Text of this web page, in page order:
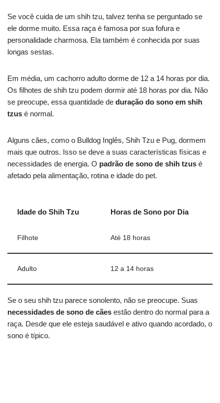
Se você cuida de um shih tzu, talvez tenha se perguntado se
ele dorme muito. Essa raça é famosa por sua fofura e
personalidade charmosa. Ela também é conhecida por suas
longas sestas.
Em média, um cachorro adulto dorme de 12 a 14 horas por dia.
Os filhotes de shih tzu podem dormir até 18 horas por dia. Não
se preocupe, essa quantidade de duração do sono em shih
tzus é normal.
Alguns cães, como o Bulldog Inglês, Shih Tzu e Pug, dormem
mais que outros. Isso se deve a suas características físicas e
necessidades de energia. O padrão de sono de shih tzus é
afetado pela alimentação, rotina e idade do pet.
Idade do Shih Tzu Horas de Sono por Dia
Filhote Até 18 horas
Adulto 12 a 14 horas
Se o seu shih tzu parece sonolento, não se preocupe. Suas
necessidades de sono de cães estão dentro do normal para a
raça. Desde que ele esteja saudável e ativo quando acordado, o
sono é típico.